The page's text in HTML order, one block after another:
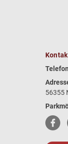
56355